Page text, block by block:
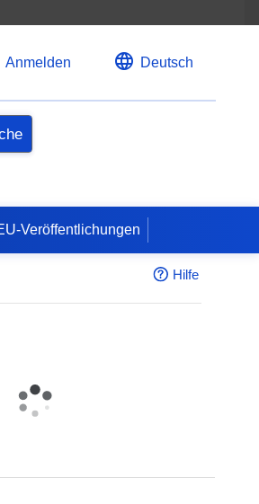
Anmelden Deutsch
Veröffentlichungen
Hilfe